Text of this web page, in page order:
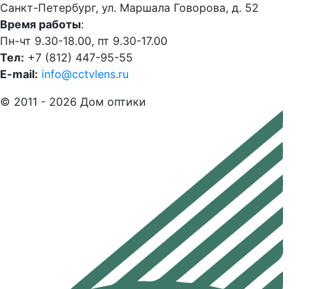
Санкт-Петербург, ул. Маршала Говорова, д. 52
Время работы:
Пн-чт 9.30-18.00, пт 9.30-17.00
Тел: +7 (812) 447-95-55
E-mail: info@cctvlens.ru
© 2011 - 2026 Дом оптики